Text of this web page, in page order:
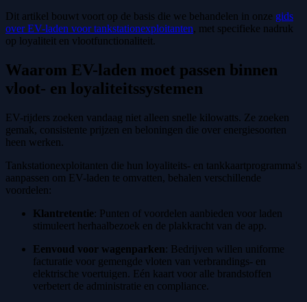
Dit artikel bouwt voort op de basis die we behandelen in onze gids
over EV-laden voor tankstationexploitanten, met specifieke nadruk
op loyaliteit en vlootfunctionaliteit.
Waarom EV-laden moet passen binnen
vloot- en loyaliteitssystemen
EV-rijders zoeken vandaag niet alleen snelle kilowatts. Ze zoeken
gemak, consistente prijzen en beloningen die over energiesoorten
heen werken.
Tankstationexploitanten die hun loyaliteits- en tankkaartprogramma's
aanpassen om EV-laden te omvatten, behalen verschillende
voordelen:
Klantretentie: Punten of voordelen aanbieden voor laden
stimuleert herhaalbezoek en de plakkracht van de app.
Eenvoud voor wagenparken: Bedrijven willen uniforme
facturatie voor gemengde vloten van verbrandings- en
elektrische voertuigen. Eén kaart voor alle brandstoffen
verbetert de administratie en compliance.